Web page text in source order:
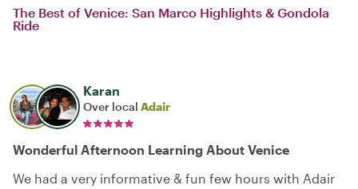
The Best of Venice: San Marco Highlights & Gondola
Ride
Karan
Over local Adair
Wonderful Afternoon Learning About Venice
We had a very informative & fun few hours with Adair